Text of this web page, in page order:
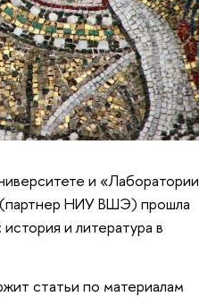
и «Лаборатории
(партнер НИУ ВШЭ) прошла
и литература в
статьи по материалам